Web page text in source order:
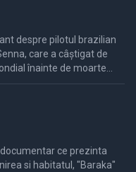
despre pilotul brazilian
care a câștigat de
înainte de moartea
ce prezinta
si habitatul, "Baraka"